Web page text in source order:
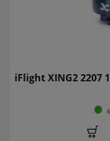
iFlight XING2 2207